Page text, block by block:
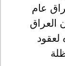
عام
العراق